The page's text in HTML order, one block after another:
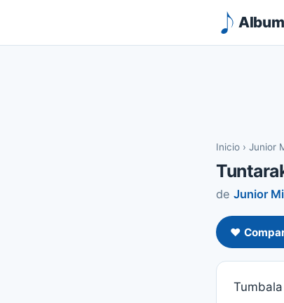
Inicio › Junior
de Junior
❤️